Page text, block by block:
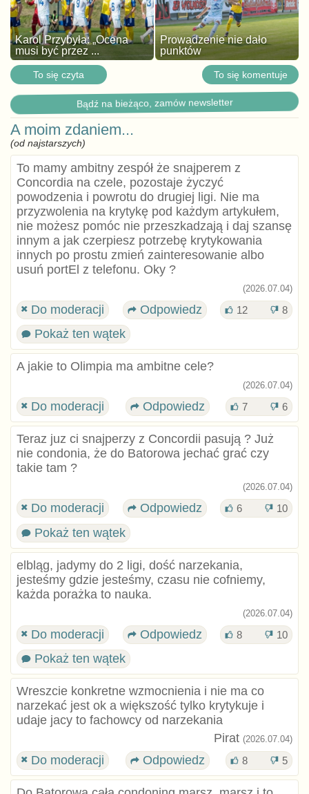
Karol Przybyła: „Ocena
musi być przez ...
Prowadzenie nie dało
punktów
To się czyta To się komentuje
Bądź na bieżąco, zamów newsletter
A moim zdaniem...
(od najstarszych)
To mamy ambitny zespół że snajperem z
Concordia na czele, pozostaje życzyć
powodzenia i powrotu do drugiej ligi. Nie ma
przyzwolenia na krytykę pod każdym artykułem,
nie możesz pomóc nie przeszkadzają i daj szansę
innym a jak czerpiesz potrzebę krytykowania
innych po prostu zmień zainteresowanie albo
usuń portEl z telefonu. Oky ?
(2026.07.04)
Do moderacji Odpowiedz 12 8
Pokaż ten wątek
A jakie to Olimpia ma ambitne cele?
(2026.07.04)
Do moderacji Odpowiedz 7 6
Teraz juz ci snajperzy z Concordii pasują ? Już
nie condonia, że do Batorowa jechać grać czy
takie tam ?
(2026.07.04)
Do moderacji Odpowiedz 6 10
Pokaż ten wątek
elbląg, jadymy do 2 ligi, dość narzekania,
jesteśmy gdzie jesteśmy, czasu nie cofniemy,
każda porażka to nauka.
(2026.07.04)
Do moderacji Odpowiedz 8 10
Pokaż ten wątek
Wreszcie konkretne wzmocnienia i nie ma co
narzekać jest ok a większość tylko krytykuje i
udaje jacy to fachowcy od narzekania
Pirat (2026.07.04)
Do moderacji Odpowiedz 8 5